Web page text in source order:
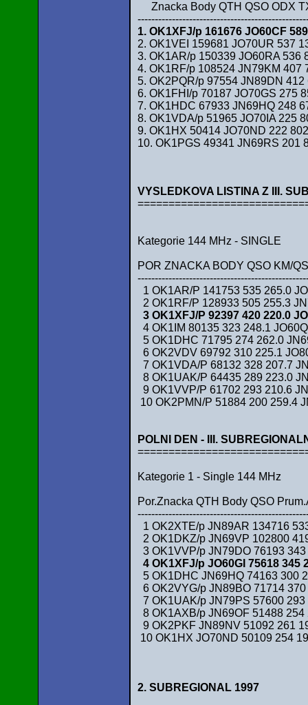
Znacka Body QTH QSO ODX
1. OK1XFJ/p 161676 JO60CF
2. OK1VEI 159681 JO70UR 537
3. OK1AR/p 150339 JO60RA 536
4. OK1RF/p 108524 JN79KM 407
5. OK2PQR/p 97554 JN89DN
6. OK1FHI/p 70187 JO70GS 275
7. OK1HDC 67933 JN69HQ 248
8. OK1VDA/p 51965 JO70IA 225
9. OK1HX 50414 JO70ND 222
10. OK1PGS 49341 JN69RS 201
VYSLEDKOVA LISTINA Z III.
Kategorie 144 MHz - SINGLE
POR ZNACKA BODY QSO KM/
1 OK1AR/P 141753 535 265.0
2 OK1RF/P 128933 505 255.3
3 OK1XFJ/P 92397 420 220.0
4 OK1IM 80135 323 248.1
5 OK1DHC 71795 274 262.0
6 OK2VDV 69792 310 225.1
7 OK1VDA/P 68132 328 207.7
8 OK1UAK/P 64435 289 223.0
9 OK1VVP/P 61702 293 210.6
10 OK2PMN/P 51884 200 259.4
POLNI DEN - III.
Kategorie 1 - Single 144 MHz
Por.Znacka QTH Body QSO
1 OK2XTE/p JN89AR 134716
2 OK1DKZ/p JN69VP 102800
3 OK1VVP/p JN79DO 76193
4 OK1XFJ/p JO60GI 75618 345
5 OK1DHC JN69HQ 74163 300
6 OK2VYG/p JN89BO 71714
7 OK1UAK/p JN79PS 57600
8 OK1AXB/p JN69OF 51488
9 OK2PKF JN89NV 51092 261
10 OK1HX JO70ND 50109 254
2. SUBREGIONAL 1997